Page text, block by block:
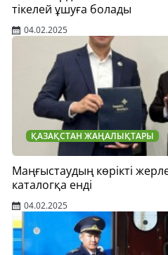
тікелей ұшуға болады
04.02.2025
ҚАЗАҚСТАН ЖАҢАЛЫҚТАРЫ
Маңғыстаудың көрікті
каталогқа енді
04.02.2025